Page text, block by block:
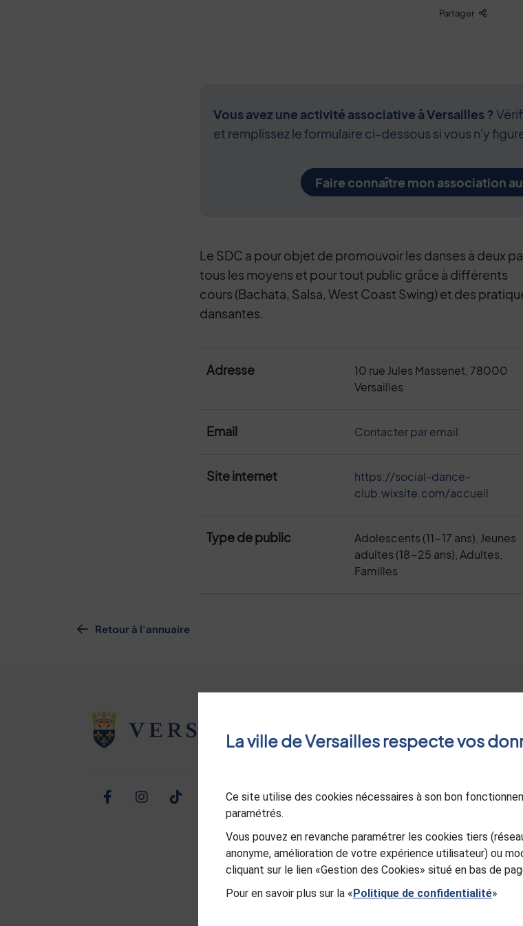
Partager Liste
Vous avez une activité associative à Versailles ?
et remplissez le formulaire ci-dessous si vous n'y
Faire connaître mon association
Le SDC a pour objet de promouvoir les danses à deux
tous les moyens et pour tout public grâce à différents
cours (Bachata, Salsa, West Coast Swing) et des
dansantes.
Adresse
10 rue Jules Massenet, 78000
Versailles
Email Contacter par email
Site internet
https://social-dance-
club.wixsite.com/accueil
Type de public
Adolescents (11-17 ans), Jeunes
adultes (18-25 ans), Adultes,
Familles
Retour à l'annuaire
Facebook
Instagram
TikTokTwitterLinkedin
4, avenue de Paris RP1144
Nous contacter
nous
La ville de Versailles respecte vos
Ce site utilise des cookies nécessaires à son bon
paramétrés.
Vous pouvez en revanche paramétrer les cookies tiers
anonyme, amélioration de votre expérience utilisateur) ou
cliquant sur le lien «Gestion des Cookies» situé en bas de
Pour en savoir plus sur la «Politique de confidentialité»